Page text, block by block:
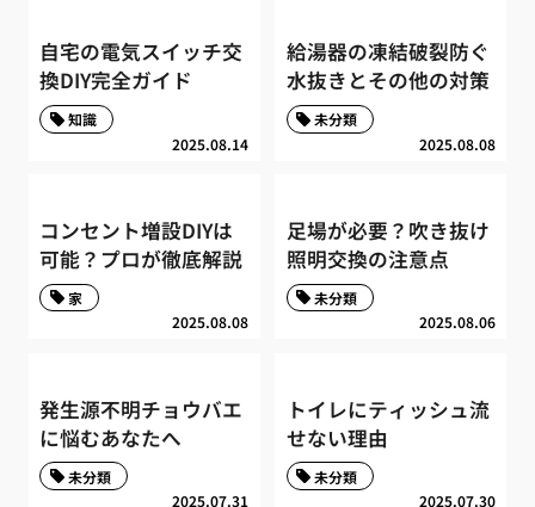
自宅の電気スイッチ交
換DIY完全ガイド
2025.08.14
知識
給湯器の凍結破裂防ぐ
水抜きとその他の対策
2025.08.08
未分類
コンセント増設DIYは
可能？プロが徹底解説
2025.08.08
家
足場が必要？吹き抜け
照明交換の注意点
2025.08.06
未分類
発生源不明チョウバエ
に悩むあなたへ
2025.07.31
未分類
トイレにティッシュ流
せない理由
2025.07.30
未分類